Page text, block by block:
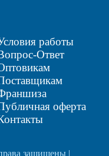
работы
Ответ
оферта
защищены |